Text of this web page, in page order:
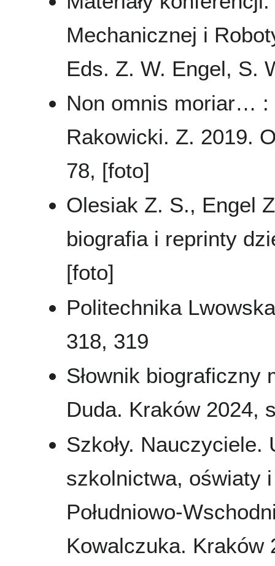
Mechanicznej i
Eds. Z. W. Engel, S.
Non omnis moriar… :
Rakowicki. Z. 2019.
78, [foto]
Olesiak Z. S., Engel
biografia i reprinty
[foto]
Politechnika
318, 319
Słownik
Duda. Kraków 2024,
Szkoły.
szkolnictwa, oświaty
Południowo-
Kowalczuka. Kraków